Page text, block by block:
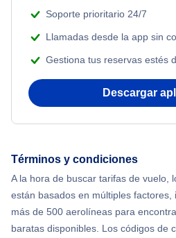
Soporte prioritario 24/7
Llamadas desde la app sin
Gestiona tus reservas estés
Descargar
Términos y condiciones
A la hora de buscar tarifas de vuelo,
están basados en múltiples factores,
más de 500 aerolíneas para
baratas disponibles. Los códigos de